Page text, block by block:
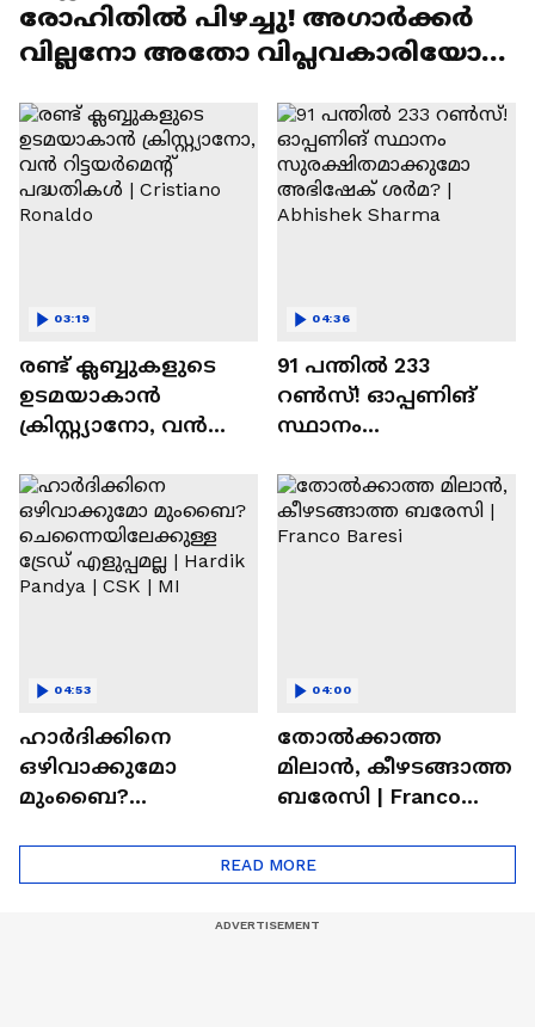
രോഹിതില്‍ പിഴച്ചു! അഗാര്‍ക്കർ
വില്ലനോ അതോ വിപ്ലവകാരിയോ? |
രണ്ട്‌ ക്ലബ്ബുകളുടെ
ഉടമയാകാന്‍
ക്രിസ്റ്റ്യാനോ, വന്‍
പദ്ധതികള്‍ | Cristiano
Ronaldo
03:19
91 പന്തില്‍ 233
റണ്‍സ്! ഓപ്പണിങ്
സ്ഥാനം
അഭിഷേക് ശർമ? |
Abhishek Sharma
04:36
ഹാർദിക്കിനെ
ഒഴിവാക്കുമോ
മുംബൈ?
Hardik Pandya | CSK |
04:53
തോല്‍ക്കാത്ത
മിലാന്‍, കീഴടങ്ങാത്ത
ബരേസി | Franco
04:00
READ MORE